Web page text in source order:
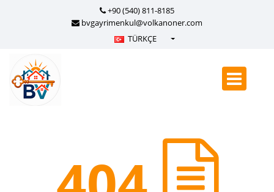
+90 (540) 811-8185
bvgayrimenkul@volkanoner.com
TÜRKÇE
العربية - Arabic
Crnogorski - Montenegrin
Српски - Serbian